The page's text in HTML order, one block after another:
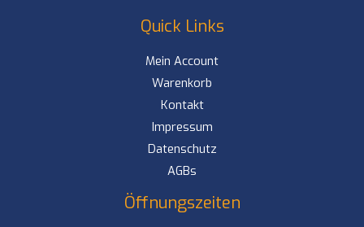
Quick Links
Mein Account
Warenkorb
Kontakt
Impressum
Datenschutz
AGBs
Öffnungszeiten